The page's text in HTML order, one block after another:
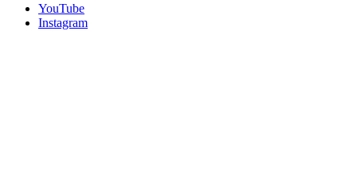
YouTube
Instagram